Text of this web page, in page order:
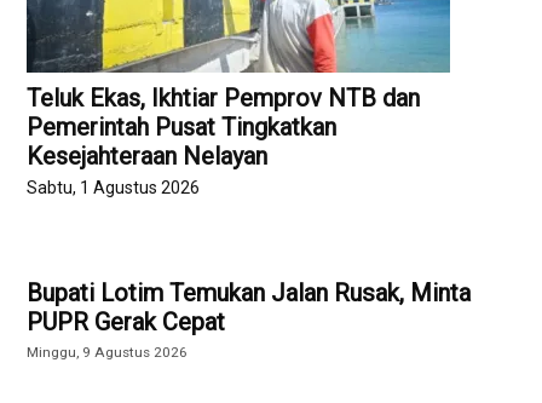
Teluk Ekas, Ikhtiar Pemprov NTB dan
Pemerintah Pusat Tingkatkan
Kesejahteraan Nelayan
Sabtu, 1 Agustus 2026
Bupati Lotim Temukan Jalan Rusak, Minta
PUPR Gerak Cepat
Minggu, 9 Agustus 2026